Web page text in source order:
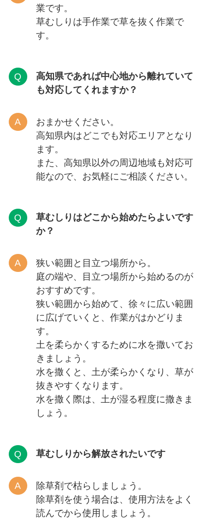
業です。
草むしりは手作業で草を抜く作業で
す。
高知県であれば中心地から離れていて
も対応してくれますか？
おまかせください。
高知県内はどこでも対応エリアとなり
ます。
また、高知県以外の周辺地域も対応可
能なので、お気軽にご相談ください。
草むしりはどこから始めたらよいです
か？
狭い範囲と目立つ場所から。
庭の端や、目立つ場所から始めるのが
おすすめです。
狭い範囲から始めて、徐々に広い範囲
に広げていくと、作業がはかどりま
す。
土を柔らかくするために水を撒いてお
きましょう。
水を撒くと、土が柔らかくなり、草が
抜きやすくなります。
水を撒く際は、土が湿る程度に撒きま
しょう。
草むしりから解放されたいです
除草剤で枯らしましょう。
除草剤を使う場合は、使用方法をよく
読んでから使用しましょう。